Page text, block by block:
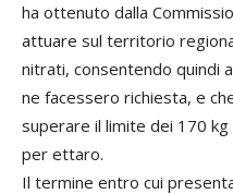
ha ottenuto dalla
attuare sul territorio
nitrati, consentendo quindi
ne facessero richiesta, e
superare il limite dei 170
per ettaro.
Il termine entro cui